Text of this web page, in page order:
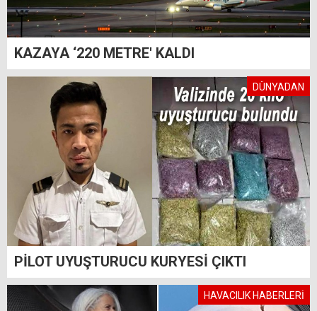
KAZAYA ‘220 METRE' KALDI
DÜNYADAN
PİLOT UYUŞTURUCU KURYESİ ÇIKTI
HAVACILIK HABERLERİ